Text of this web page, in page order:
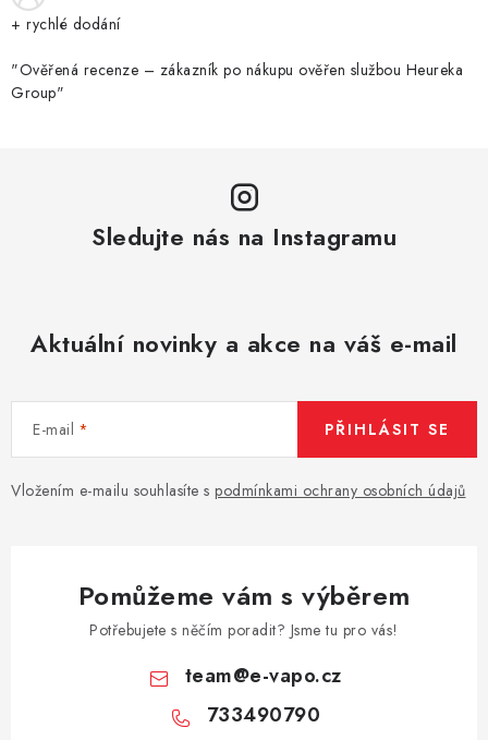
+ rychlé dodání
"Ověřená recenze – zákazník po nákupu ověřen službou Heureka
Group"
Sledujte nás na Instagramu
Aktuální novinky a akce na váš e-mail
E-mail
Vložením e-mailu souhlasíte s podmínkami ochrany osobních údajů
PŘIHLÁSIT SE
Pomůžeme vám s výběrem
Potřebujete s něčím poradit? Jsme tu pro vás!
team@e-vapo.cz
733490790